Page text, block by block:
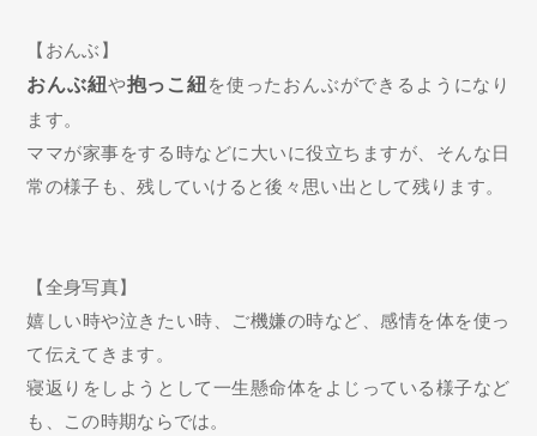
【おんぶ】
おんぶ紐や抱っこ紐 を使ったおんぶができるようになり
ます。
ママが家事をする時などに大いに役立ちますが、そんな日
常の様子も、残していけると後々思い出として残ります。
【全身写真】
嬉しい時や泣きたい時、ご機嫌の時など、感情を体を使っ
て伝えてきます。
寝返りをしようとして一生懸命体をよじっている様子など
も、この時期ならでは。